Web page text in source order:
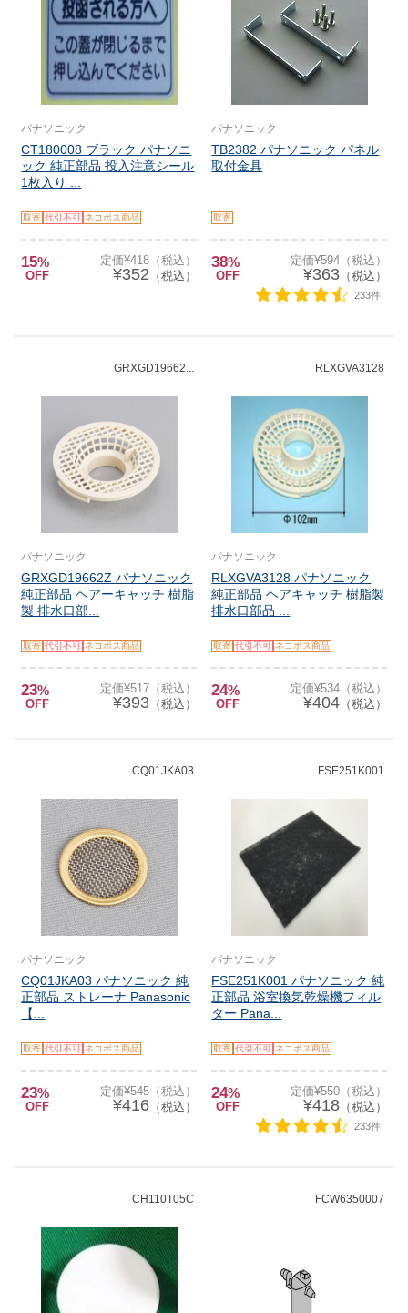
パナソニック
CT180008 ブラック パナソニ
ック 純正部品 投入注意シール
1枚入り ...
取寄 代引不可 ネコポス商品
15%
OFF
定価¥418（税込）
¥352 （税込）
パナソニック
TB2382 パナソニック パネル
取付金具
取寄
38%
OFF
定価¥594（税込）
¥363（税込）
233件
GRXGD19662...
パナソニック
GRXGD19662Z パナソニック
純正部品 ヘアーキャッチ 樹脂
製 排水口部...
取寄 代引不可 ネコポス商品
23%
OFF
定価¥517（税込）
¥393（税込）
RLXGVA3128
パナソニック
RLXGVA3128 パナソニック
純正部品 ヘアキャッチ 樹脂製
排水口部品 ...
取寄 代引不可 ネコポス商品
24%
OFF
定価¥534（税込）
¥404（税込）
CQ01JKA03
パナソニック
CQ01JKA03 パナソニック 純
正部品 ストレーナ Panasonic
【...
取寄 代引不可 ネコポス商品
23%
OFF
定価¥545（税込）
¥416（税込）
FSE251K001
パナソニック
FSE251K001 パナソニック 純
正部品 浴室換気乾燥機フィル
ター Pana...
取寄 代引不可 ネコポス商品
24%
OFF
定価¥550（税込）
¥418（税込）
233件
CH110T05C FCW6350007